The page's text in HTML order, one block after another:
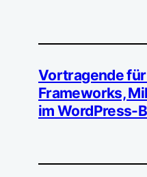
Vortragende
Frameworks,
im WordPress-